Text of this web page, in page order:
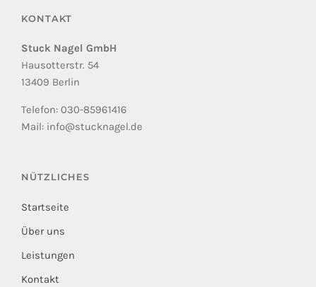
KONTAKT
Stuck Nagel GmbH
Hausotterstr. 54
13409 Berlin
Telefon: 030-85961416
Mail: info@stucknagel.de
NÜTZLICHES
Startseite
Über uns
Leistungen
Kontakt